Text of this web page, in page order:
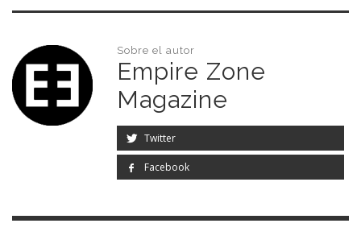
Sobre el autor
Empire Zone
Magazine
Twitter
Facebook